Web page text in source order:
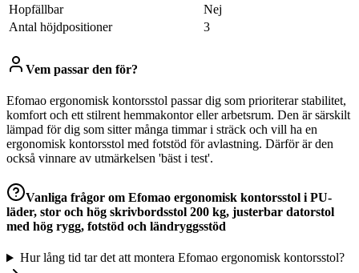
Hopfällbar
Nej
Antal höjdpositioner
3
Vem passar den för?
Efomao ergonomisk kontorsstol passar dig som prioriterar stabilitet,
komfort och ett stilrent hemmakontor eller arbetsrum. Den är särskilt
lämpad för dig som sitter många timmar i sträck och vill ha en
ergonomisk kontorsstol med fotstöd för avlastning. Därför är den
också vinnare av utmärkelsen 'bäst i test'.
Vanliga frågor om Efomao ergonomisk kontorsstol i PU-
läder, stor och hög skrivbordsstol 200 kg, justerbar datorstol
med hög rygg, fotstöd och ländryggsstöd
Hur lång tid tar det att montera Efomao ergonomisk kontorsstol?